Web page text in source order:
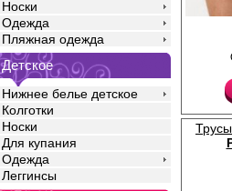
Носки
Одежда
Пляжная одежда
Детское
Нижнее белье детское
Колготки
Носки
Для купания
Одежда
Леггинсы
Трусы шорты мужские
полотна кулирная
с добавлением
средней линией
силуэта,
повторяющим изгибы
удобной открытой
контрастного
закрывает ягодицы и
на бедра, не
обеспечивает